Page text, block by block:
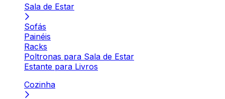
Sala de Estar
Sofás
Painéis
Racks
Poltronas para Sala de Estar
Estante para Livros
Cozinha